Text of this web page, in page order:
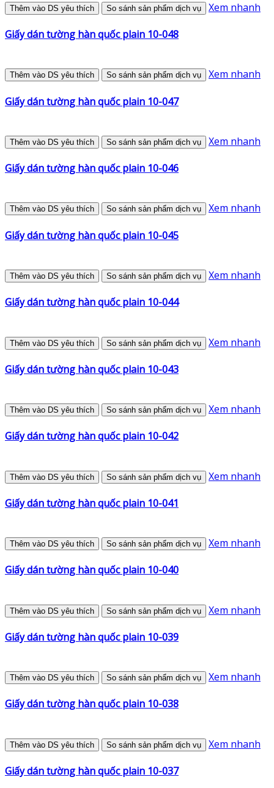
Thêm vào DS yêu thích So sánh sản phẩm dịch vụ Xem nhanh
Giấy dán tường hàn quốc plain 10-048
Thêm vào DS yêu thích So sánh sản phẩm dịch vụ Xem nhanh
Giấy dán tường hàn quốc plain 10-047
Thêm vào DS yêu thích So sánh sản phẩm dịch vụ Xem nhanh
Giấy dán tường hàn quốc plain 10-046
Thêm vào DS yêu thích So sánh sản phẩm dịch vụ Xem nhanh
Giấy dán tường hàn quốc plain 10-045
Thêm vào DS yêu thích So sánh sản phẩm dịch vụ Xem nhanh
Giấy dán tường hàn quốc plain 10-044
Thêm vào DS yêu thích So sánh sản phẩm dịch vụ Xem nhanh
Giấy dán tường hàn quốc plain 10-043
Thêm vào DS yêu thích So sánh sản phẩm dịch vụ Xem nhanh
Giấy dán tường hàn quốc plain 10-042
Thêm vào DS yêu thích So sánh sản phẩm dịch vụ Xem nhanh
Giấy dán tường hàn quốc plain 10-041
Thêm vào DS yêu thích So sánh sản phẩm dịch vụ Xem nhanh
Giấy dán tường hàn quốc plain 10-040
Thêm vào DS yêu thích So sánh sản phẩm dịch vụ Xem nhanh
Giấy dán tường hàn quốc plain 10-039
Thêm vào DS yêu thích So sánh sản phẩm dịch vụ Xem nhanh
Giấy dán tường hàn quốc plain 10-038
Thêm vào DS yêu thích So sánh sản phẩm dịch vụ Xem nhanh
Giấy dán tường hàn quốc plain 10-037